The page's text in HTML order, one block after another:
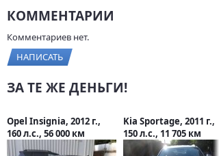
КОММЕНТАРИИ
Комментариев нет.
НАПИСАТЬ
ЗА ТЕ ЖЕ ДЕНЬГИ!
Opel Insignia, 2012 г.,
160 л.с., 56 000 км
Kia Sportage, 2011 г.,
150 л.с., 11 705 км